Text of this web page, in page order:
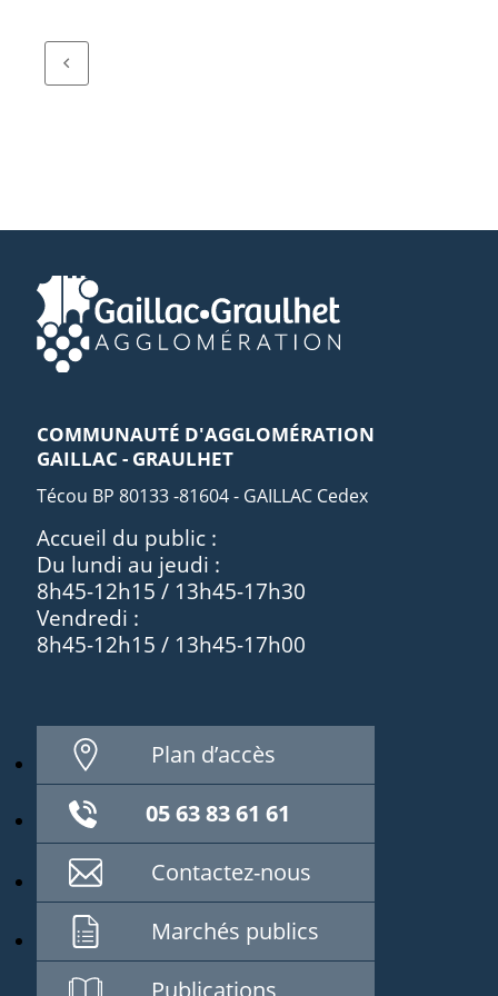
COMMUNAUTÉ D'AGGLOMÉRATION
GAILLAC - GRAULHET
Técou BP 80133 -81604 - GAILLAC Cedex
Accueil du public :
Du lundi au jeudi :
8h45-12h15 / 13h45-17h30
Vendredi :
8h45-12h15 / 13h45-17h00
Plan d’accès
05 63 83 61 61
Contactez-nous
Marchés publics
Publications